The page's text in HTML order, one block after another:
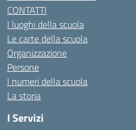
CONTATTI
I luoghi della scuola
Le carte della scuola
Organizzazione
Persone
I numeri della scuola
La storia
I Servizi